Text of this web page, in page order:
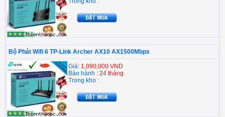
Bộ Phát Wifi 6 TP-Link Archer AX10 AX1500Mbps
Giá: 1,090,000 VND
Bảo hành : 24 tháng
Trong kho :